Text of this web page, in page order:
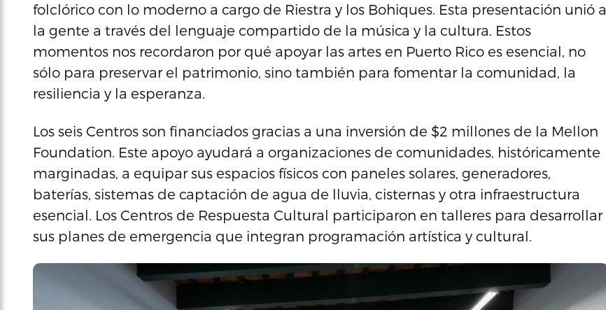
folclórico con lo moderno a cargo de Riestra y los Bohiques. Esta presentación unió a
la gente a través del lenguaje compartido de la música y la cultura. Estos
momentos nos recordaron por qué apoyar las artes en Puerto Rico es esencial, no
sólo para preservar el patrimonio, sino también para fomentar la comunidad, la
resiliencia y la esperanza.
Los seis Centros son financiados gracias a una inversión de $2 millones de la Mellon
Foundation. Este apoyo ayudará a organizaciones de comunidades, históricamente
marginadas, a equipar sus espacios físicos con paneles solares, generadores,
baterías, sistemas de captación de agua de lluvia, cisternas y otra infraestructura
esencial. Los Centros de Respuesta Cultural participaron en talleres para desarrollar
sus planes de emergencia que integran programación artística y cultural.